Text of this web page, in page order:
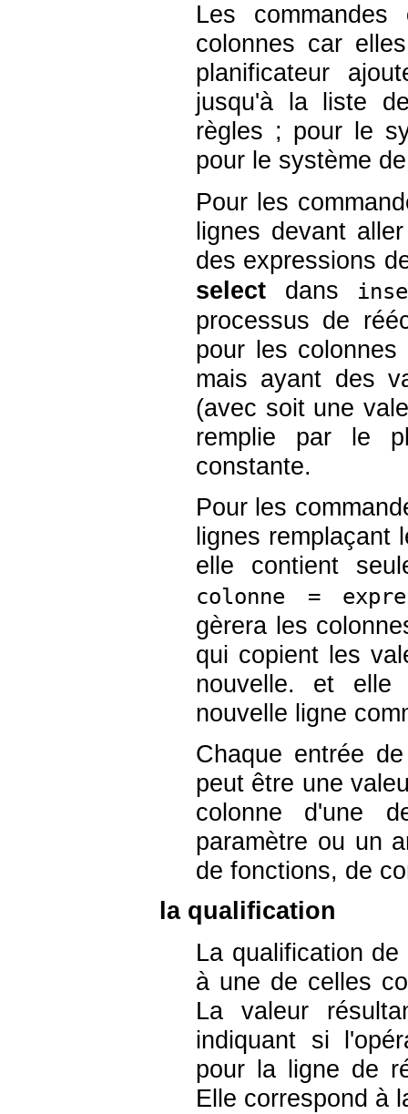
Les commandes
colonnes car
planificateur
jusqu'à la liste
règles ; pour le
pour le système
Pour les
lignes devant
des expressions
select dans
processus de
pour les
mais ayant des
(avec soit une
remplie par le
constante.
Pour les
lignes remplaçant
elle contient
colonne =
gèrera les
qui copient les
nouvelle. et elle
nouvelle ligne
Chaque entrée
peut être une
colonne d'une
paramètre ou un
de fonctions, de
la qualification
La qualification
à une de celles
La valeur
indiquant si
pour la ligne de
Elle correspond à